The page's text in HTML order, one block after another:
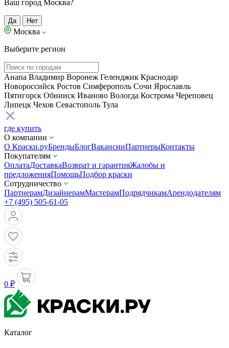
Ваш город Москва?
Да Нет
Москва
Выберите регион
Анапа Владимир Воронеж Геленджик Краснодар
Новороссийск Ростов Симферополь Сочи Ярославль
Пятигорск Обнинск Иваново Вологда Кострома Череповец
Липецк Чехов Севастополь Тула
где купить
О компании
О Краски.руБрендыБлогВакансииПартнерыКонтакты
Покупателям
ОплатаДоставкаВозврат и гарантияЖалобы и
предложенияПомощьПодбор краски
Сотрудничество
ПартнерамДизайнерамМастерамПодрядчикамАрендодателям
+7 (495) 505-61-05
0 ₽
Каталог